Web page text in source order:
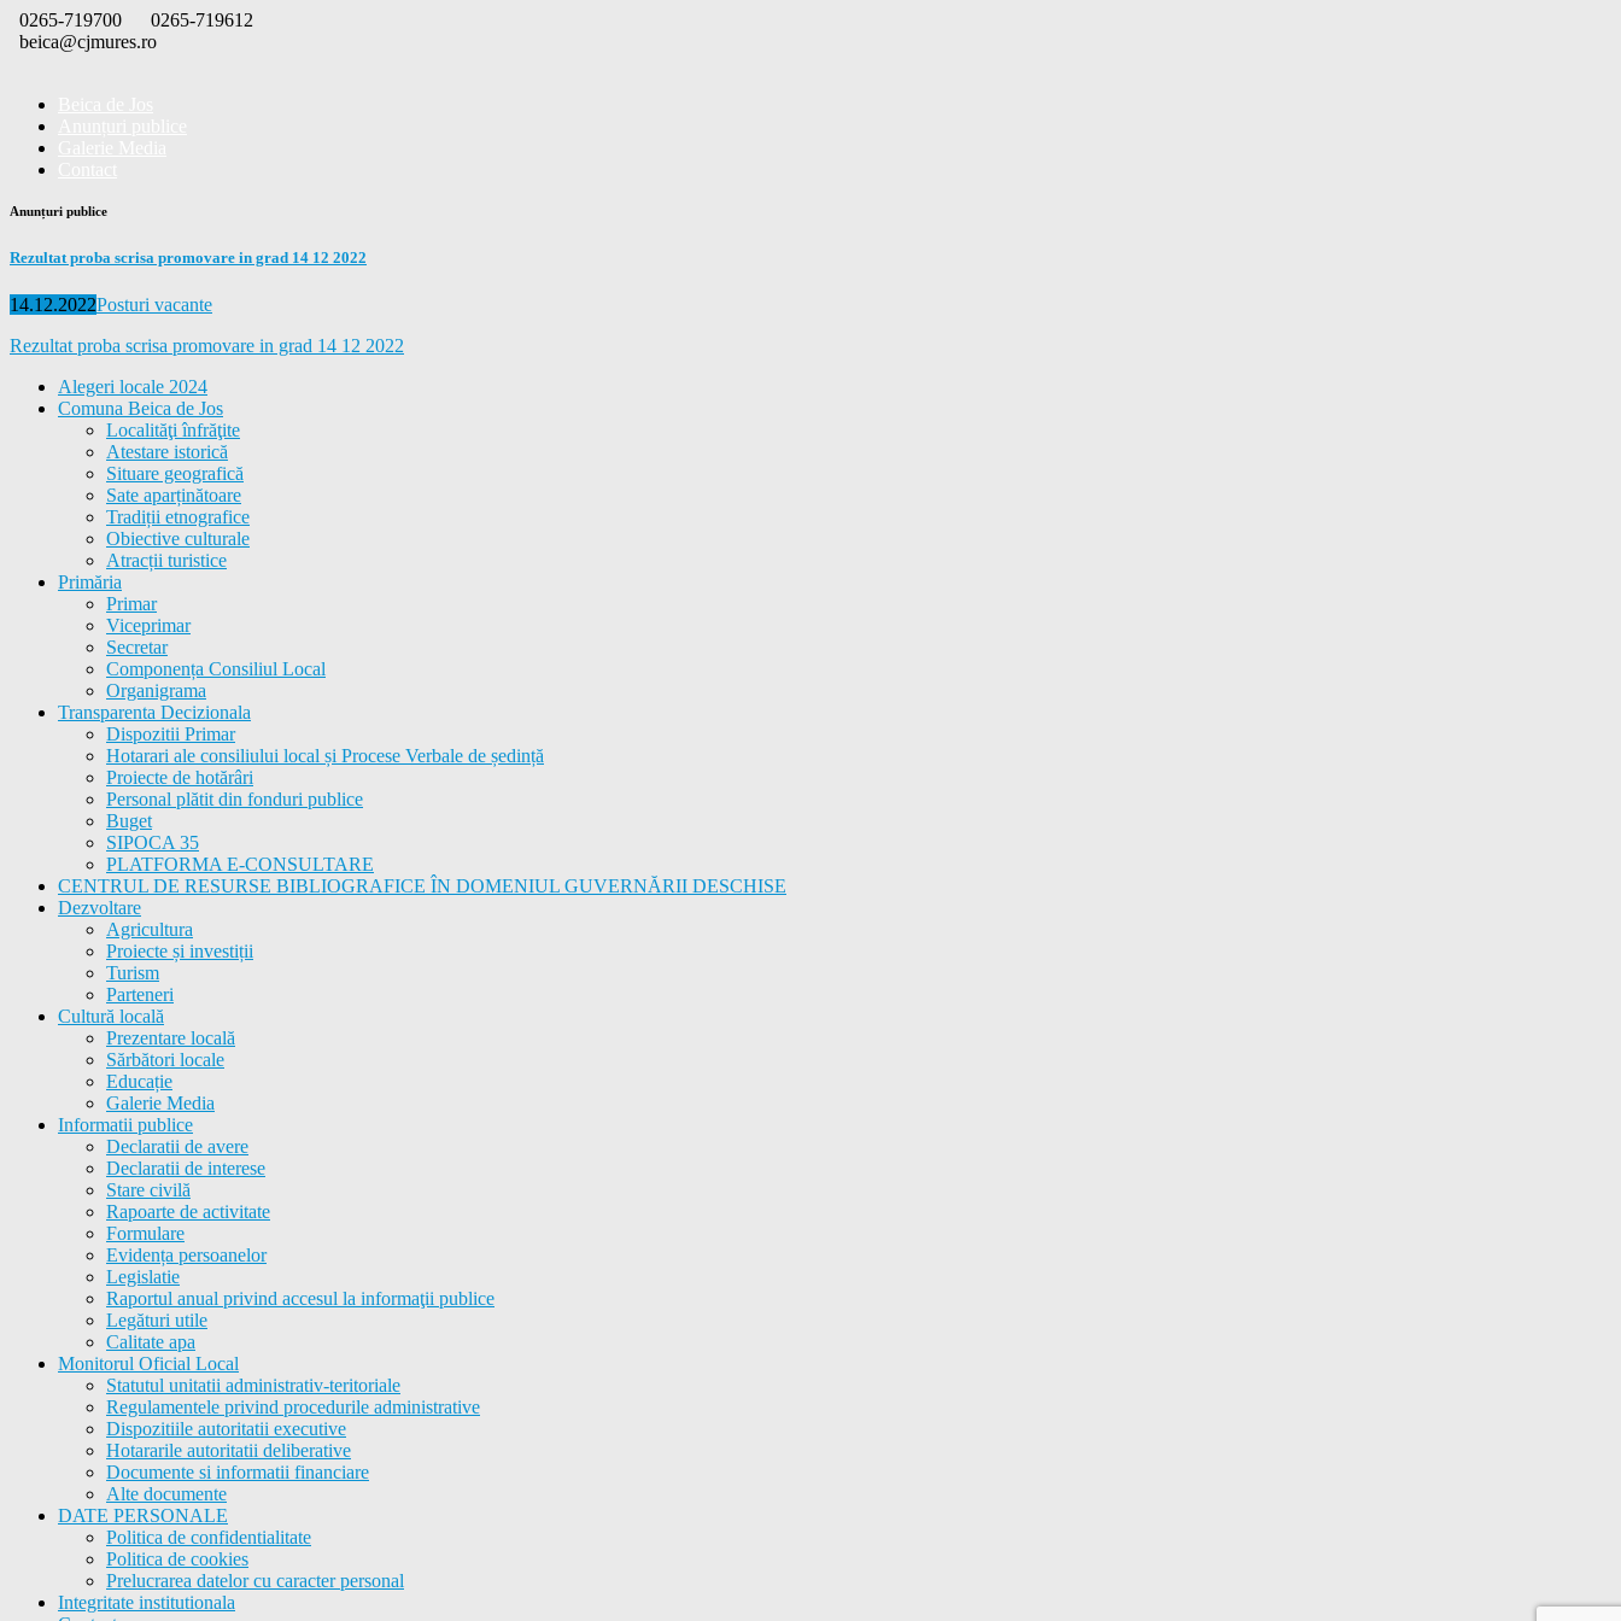
Skip
to
0265-719700
0265-719612
beica@cjmures.ro
Anunțuri publice
Rezultat proba scrisa promovare in grad 14 12 2022
Posted
14.12.2022Categories
Posturi vacante
Rezultat proba scrisa promovare in grad 14 12 2022
Alegeri locale 2024
Comuna Beica de Jos
Localităţi înfrăţite
Atestare istorică
Situare geografică
Sate aparținătoare
Tradiții etnografice
Obiective culturale
Atracții turistice
Primăria
Primar
Viceprimar
Secretar
Componența Consiliul Local
Organigrama
Transparenta Decizionala
Dispozitii Primar
Hotarari ale consiliului local și Procese Verbale de ședință
Proiecte de hotărâri
Personal plătit din fonduri publice
Buget
SIPOCA 35
PLATFORMA E-CONSULTARE
CENTRUL DE RESURSE BIBLIOGRAFICE ÎN DOMENIUL GUVERNĂRII DESCHISE
Dezvoltare
Agricultura
Proiecte și investiții
Turism
Parteneri
Cultură locală
Prezentare locală
Sărbători locale
Educație
Galerie Media
Informatii publice
Declaratii de avere
Declaratii de interese
Stare civilă
Rapoarte de activitate
Formulare
Evidența persoanelor
Legislatie
Raportul anual privind accesul la informaţii publice
Legături utile
Calitate apa
Monitorul Oficial Local
Statutul unitatii administrativ-teritoriale
Regulamentele privind procedurile administrative
Dispozitiile autoritatii executive
Hotararile autoritatii deliberative
Documente si informatii financiare
Alte documente
DATE PERSONALE
Politica de confidentialitate
Politica de cookies
Prelucrarea datelor cu caracter personal
Integritate institutionala